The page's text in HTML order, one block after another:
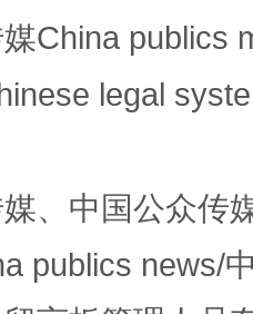
China publics
legal
、中国公众传
publics news/